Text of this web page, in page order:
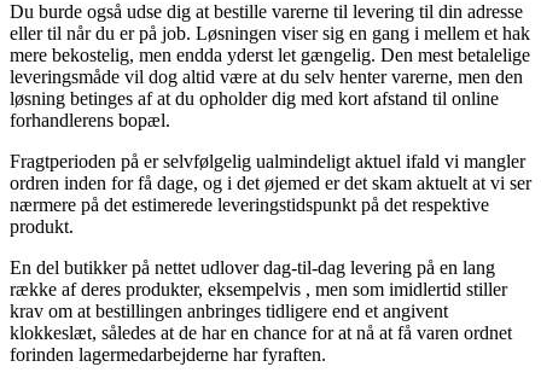
Du burde også udse dig at bestille varerne til levering til din adresse
eller til når du er på job. Løsningen viser sig en gang i mellem et hak
mere bekostelig, men endda yderst let gængelig. Den mest betalelige
leveringsmåde vil dog altid være at du selv henter varerne, men den
løsning betinges af at du opholder dig med kort afstand til online
forhandlerens bopæl.
Fragtperioden på er selvfølgelig ualmindeligt aktuel ifald vi mangler
ordren inden for få dage, og i det øjemed er det skam aktuelt at vi ser
nærmere på det estimerede leveringstidspunkt på det respektive
produkt.
En del butikker på nettet udlover dag-til-dag levering på en lang
række af deres produkter, eksempelvis , men som imidlertid stiller
krav om at bestillingen anbringes tidligere end et angivent
klokkeslæt, således at de har en chance for at nå at få varen ordnet
forinden lagermedarbejderne har fyraften.